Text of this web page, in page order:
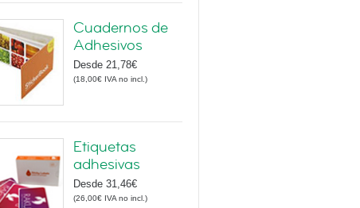
Cuadernos de
Adhesivos
Desde 21,78€
(18,00€ IVA no incl. )
Etiquetas
adhesivas
Desde 31,46€
(26,00€ IVA no incl. )